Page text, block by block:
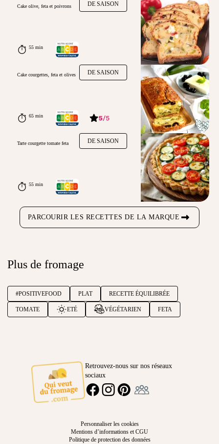
DE SAISON
Cake olive, feta et poivrons
55 min
DE SAISON
Cake courgettes, feta et olives
65 min 5/5
DE SAISON
Tarte courgette tomate feta
55 min
PARCOURIR LES RECETTES DE LA MARQUE
Plus de fromage
#POSITIVEFOOD PLAT RECETTE ÉQUILIBRÉE
TOMATE ETÉ VÉGÉTARIEN FETA
Retrouvez-nous sur nos réseaux
sociaux
FACEBOOKINSTAGRAMPINTEREST
Personnaliser les cookies
Mentions d’informations et CGU
Politique de protection des données